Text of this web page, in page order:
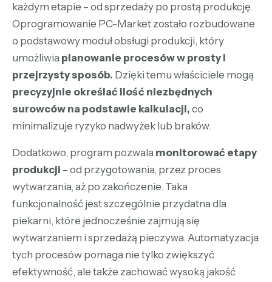
każdym etapie – od sprzedaży po prostą produkcję.
Oprogramowanie PC-Market zostało rozbudowane
o podstawowy moduł obsługi produkcji, który
umożliwia planowanie procesów w prosty i
przejrzysty sposób. Dzięki temu właściciele mogą
precyzyjnie określać ilość niezbędnych
surowców na podstawie kalkulacji, co
minimalizuje ryzyko nadwyżek lub braków.
Dodatkowo, program pozwala monitorować etapy
produkcji – od przygotowania, przez proces
wytwarzania, aż po zakończenie. Taka
funkcjonalność jest szczególnie przydatna dla
piekarni, które jednocześnie zajmują się
wytwarzaniem i sprzedażą pieczywa. Automatyzacja
tych procesów pomaga nie tylko zwiększyć
efektywność, ale także zachować wysoką jakość